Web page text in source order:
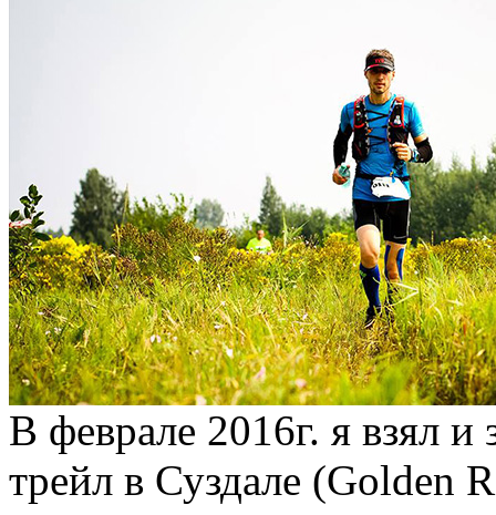
В феврале 2016г. я взял и
трейл в Суздале (Golden